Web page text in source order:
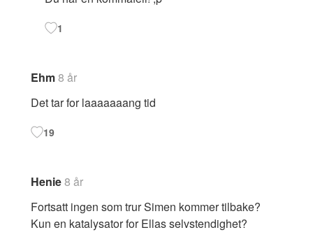
1
Ehm8 år
Det tar for laaaaaaang tid
19
Henie8 år
Fortsatt ingen som trur Simen kommer tilbake?
Kun en katalysator for Ellas selvstendighet?